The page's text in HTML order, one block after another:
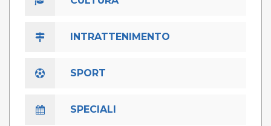
INTRATTENIMENTO
SPORT
SPECIALI